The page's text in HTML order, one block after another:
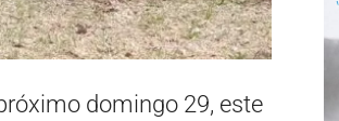
domingo 29, este